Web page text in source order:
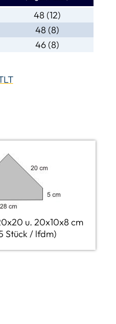
48 (12)
48 (8)
46 (8)
u. 20x10x8 cm
Stück / lfdm)